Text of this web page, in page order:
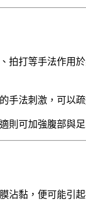
拍打等手法作用
法刺激，可以
可加強腹部與
沾黏，便可能引